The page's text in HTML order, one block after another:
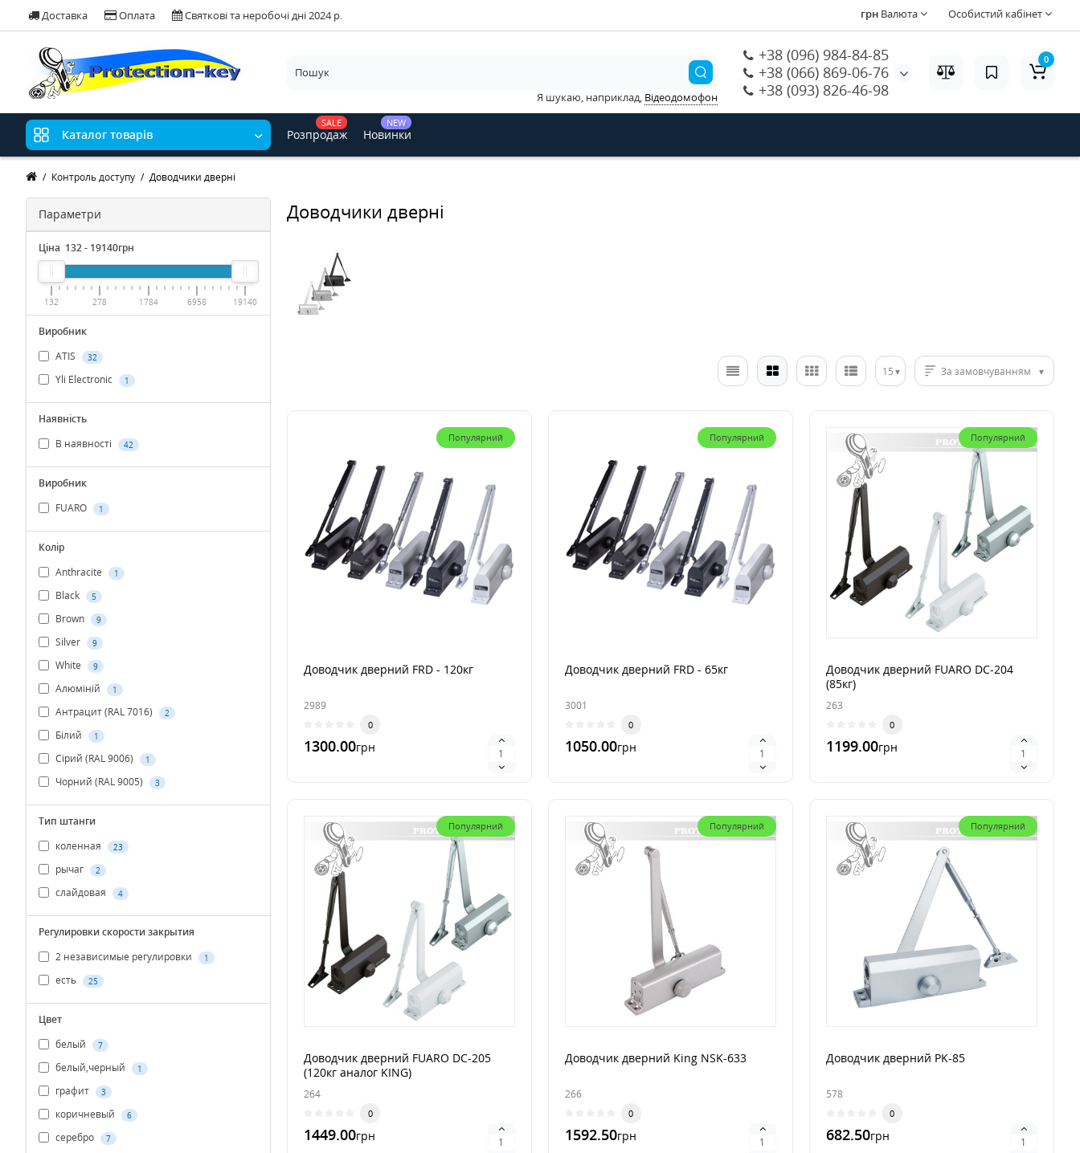
Доставка Оплата Святкові та неробочі дні 2024 р. Особистий кабінет
грн Валюта
+38 (096) 984-84-85
+38 (066) 869-06-76
+38 (093) 826-46-98
Я шукаю, наприклад, Відеодомофон
0
Каталог товарів
SALE
Розпродаж
NEW
Новинки
Контроль доступу Доводчики дверні
Параметри
Ціна 132- 19140грн
132 278 1784 6958 19140
Виробник
ATIS
32
Yli Electronic 1
Наявність
В наявності
42
Виробник
FUARO
1
Колір
Anthracite
1
Black 5
Brown 9
Silver 9
White 9
Алюміній 1
Антрацит (RAL 7016) 2
Білий 1
Сірий (RAL 9006) 1
Чорний (RAL 9005) 3
Тип штанги
коленная
23
рычаг 2
слайдовая 4
Регулировки скорости закрытия
2 независимые регулировки
1
есть 25
Цвет
белый
7
белый,черный 1
графит 3
коричневый 6
серебро 7
Доводчики дверні
15 За замовчуванням
Популярний
Доводчик дверний FRD - 120кг
2989
0
1300.00грн
Популярний
Доводчик дверний FRD - 65кг
3001
0
1050.00грн
Популярний
Доводчик дверний FUARO DC-204
(85кг)
263
0
1199.00грн
Популярний
Доводчик дверний FUARO DC-205
(120кг аналог KING)
264
0
1449.00грн
Популярний
Доводчик дверний King NSK-633
266
0
1592.50грн
Популярний
Доводчик дверний PK-85
578
0
682.50грн